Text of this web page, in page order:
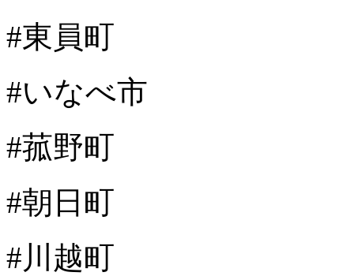
#東員町
#いなべ市
#菰野町
#朝日町
#川越町